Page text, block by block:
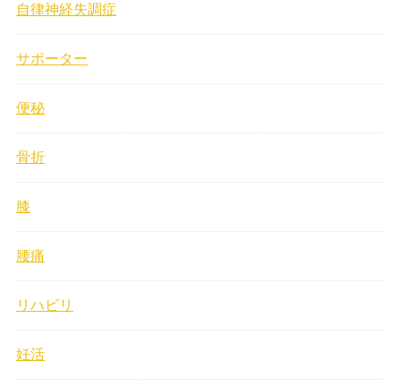
自律神経失調症
サポーター
便秘
骨折
膝
腰痛
リハビリ
妊活